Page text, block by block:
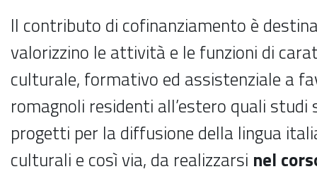
Il contributo di cofinanziamento è
valorizzino le attività e le funzioni di
culturale, formativo ed assistenziale a
romagnoli residenti all’estero quali studi
progetti per la diffusione della lingua
culturali e così via, da realizzarsi nel